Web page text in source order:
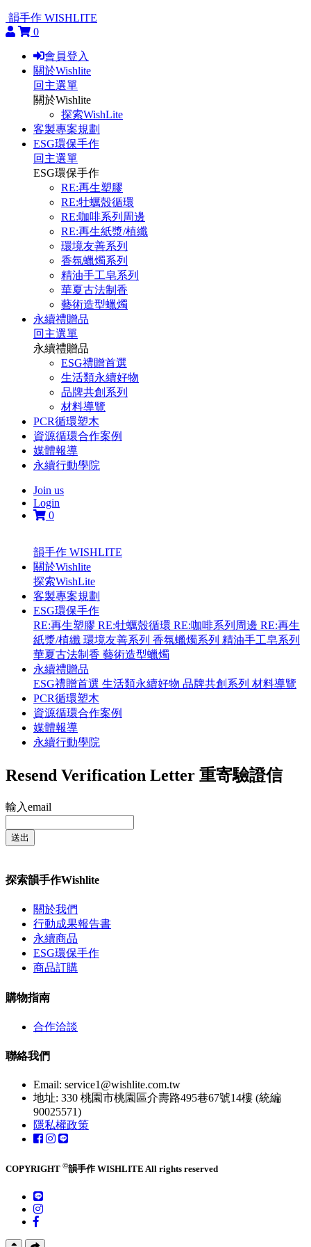
韻手作 WISHLITE
0
會員登入
關於Wishlite
回主選單
關於Wishlite
探索WishLite
客製專案規劃
ESG環保手作
回主選單
ESG環保手作
RE:再生塑膠
RE:牡蠣殼循環
RE:咖啡系列周邊
RE:再生紙漿/植纖
環境友善系列
香氛蠟燭系列
精油手工皂系列
華夏古法制香
藝術造型蠟燭
永續禮贈品
回主選單
永續禮贈品
ESG禮贈首選
生活類永續好物
品牌共創系列
材料導覽
PCR循環塑木
資源循環合作案例
媒體報導
永續行動學院
Join us
Login
0
韻手作 WISHLITE
關於Wishlite
探索WishLite
客製專案規劃
ESG環保手作
RE:再生塑膠 RE:牡蠣殼循環 RE:咖啡系列周邊 RE:再生
紙漿/植纖 環境友善系列 香氛蠟燭系列 精油手工皂系列
華夏古法制香 藝術造型蠟燭
永續禮贈品
ESG禮贈首選 生活類永續好物 品牌共創系列 材料導覽
PCR循環塑木
資源循環合作案例
媒體報導
永續行動學院
Resend Verification Letter 重寄驗證信
輸入email
送出
探索韻手作Wishlite
關於我們
行動成果報告書
永續商品
ESG環保手作
商品訂購
購物指南
合作洽談
聯絡我們
Email: service1@wishlite.com.tw
地址: 330 桃園市桃園區介壽路495巷67號14樓 (統編
90025571)
隱私權政策
COPYRIGHT ©韻手作 WISHLITE All rights reserved